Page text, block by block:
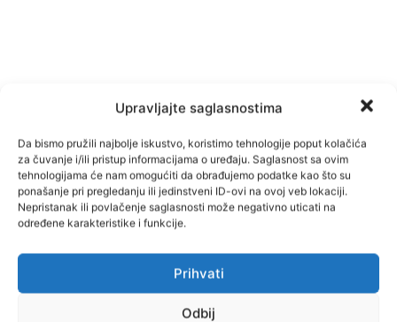
Upravljajte saglasnostima
Da bismo pružili najbolje iskustvo, koristimo tehnologije poput kolačića
za čuvanje i/ili pristup informacijama o uređaju. Saglasnost sa ovim
tehnologijama će nam omogućiti da obrađujemo podatke kao što su
ponašanje pri pregledanju ili jedinstveni ID-ovi na ovoj veb lokaciji.
Nepristanak ili povlačenje saglasnosti može negativno uticati na
određene karakteristike i funkcije.
Prihvati
Odbij